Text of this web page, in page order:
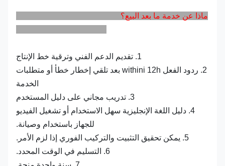
ماذا عن خدمة ما بعد البيع؟
2. ردود الفعل withini 12h بعد تلقي إخطار خطأ أو متطلبات
الخدمة
4. دليل اللغة الإنجليزية سهل الاستخدام أو تشغيل الفيديو
للجهاز باستخدام وصيانة.